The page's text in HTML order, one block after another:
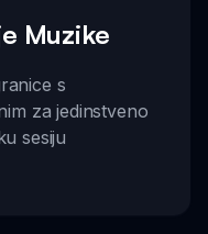
Muzike
s
za jedinstveno
sesiju